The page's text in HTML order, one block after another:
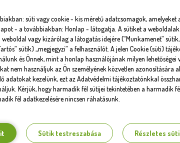
süti vagy cookie - kis méretű adatcsomagok, amelyeket
- a továbbiakban: Honlap - látogatja. A sütiket a
vagy kizárólag a látogatás idejére (“Munkamenet”
sütik) „megjegyzi” a felhasználót. A jelen Cookie (süti)
és Önnek, mint a honlap használójának milyen lehetőségei
nem használjuk az Ön személyének közvetlen
adatokat kezelünk, ezt az Adatvédelmi tájékoztatónkkal
Kérjük, hogy harmadik fél sütijei tekintetében a harmadik
fél adatkezelésére nincsen ráhatásunk.
Sütik testreszabása Részletes